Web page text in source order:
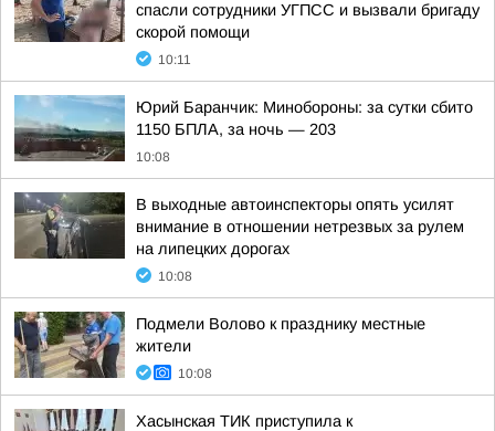
спасли сотрудники УГПСС и вызвали бригаду
скорой помощи
10:11
Юрий Баранчик: Минобороны: за сутки сбито
1150 БПЛА, за ночь — 203
10:08
В выходные автоинспекторы опять усилят
внимание в отношении нетрезвых за рулем
на липецких дорогах
10:08
Подмели Волово к празднику местные
жители
10:08
Хасынская ТИК приступила к